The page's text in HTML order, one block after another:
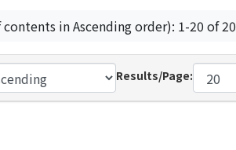
in Ascending order): 1-20 of 20
Results/Page: